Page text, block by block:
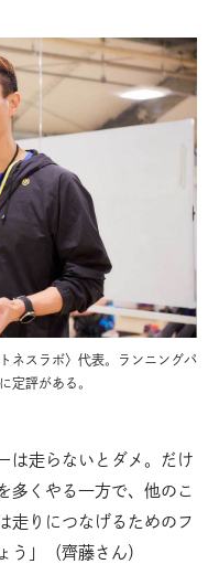
ネスラボ〉代表。ランニングパ
定評がある。
は走らないとダメ。だけ
くやる一方で、他のこ
走りにつなげるためのフ
」（齊藤さん）